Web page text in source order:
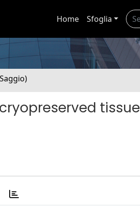
Home Sfoglia
tissue